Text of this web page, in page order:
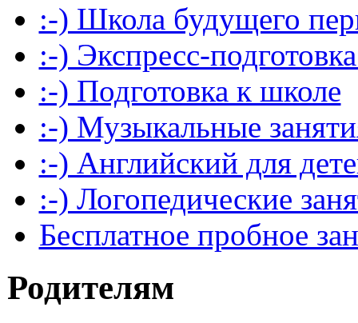
:-) Школа будущего
:-) Экспресс-
:-) Подготовка к школе
:-) Музыкальные
:-) Английский для
:-) Логопедические
Бесплатное пробное
Родителям